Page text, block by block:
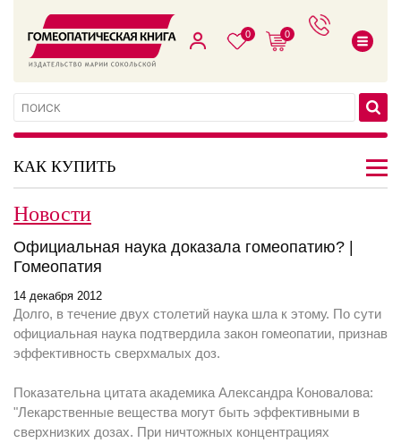
0 0
КАК КУПИТЬ
Новости
Официальная наука доказала гомеопатию? |
Гомеопатия
14 декабря 2012
Долго, в течение двух столетий наука шла к этому. По сути
официальная наука подтвердила закон гомеопатии, признав
эффективность сверхмалых доз.
Показательна цитата академика Александра Коновалова:
"Лекарственные вещества могут быть эффективными в
сверхнизких дозах. При ничтожных концентрациях